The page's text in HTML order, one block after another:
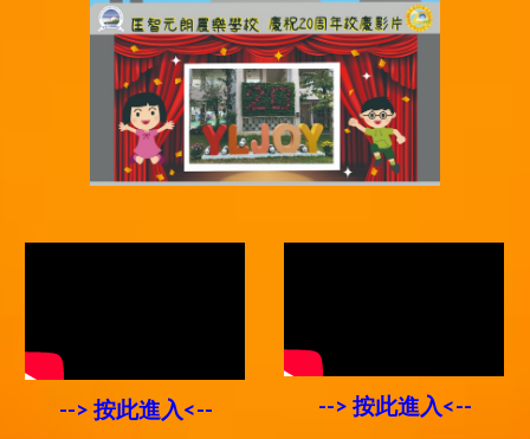
--> 按此進入<-- --> 按此進入<--